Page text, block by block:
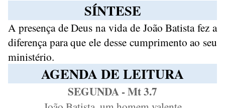
SÍNTESE
A presença de Deus na vida de João Batista fez a
diferença para que ele desse cumprimento ao seu
ministério.
AGENDA DE LEITURA
SEGUNDA - Mt 3.7